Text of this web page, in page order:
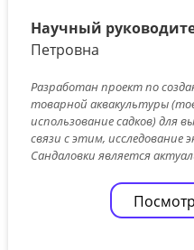
Научный
Петровна
Разработан проект по
товарной аквакультуры
использование садков) для
связи с этим, исследование
Сандаловки является